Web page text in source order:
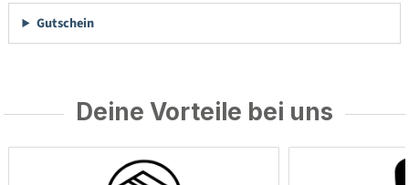
Gutschein
Deine Vorteile bei uns